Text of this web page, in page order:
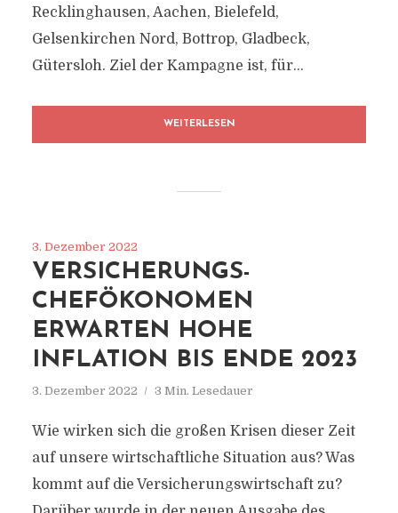
Recklinghausen, Aachen, Bielefeld,
Gelsenkirchen Nord, Bottrop, Gladbeck,
Gütersloh. Ziel der Kampagne ist, für...
WEITERLESEN
3. Dezember 2022
VERSICHERUNGS-
CHEFÖKONOMEN
ERWARTEN HOHE
INFLATION BIS ENDE 2023
3. Dezember 2022 3 Min. Lesedauer
Wie wirken sich die großen Krisen dieser Zeit
auf unsere wirtschaftliche Situation aus? Was
kommt auf die Versicherungswirtschaft zu?